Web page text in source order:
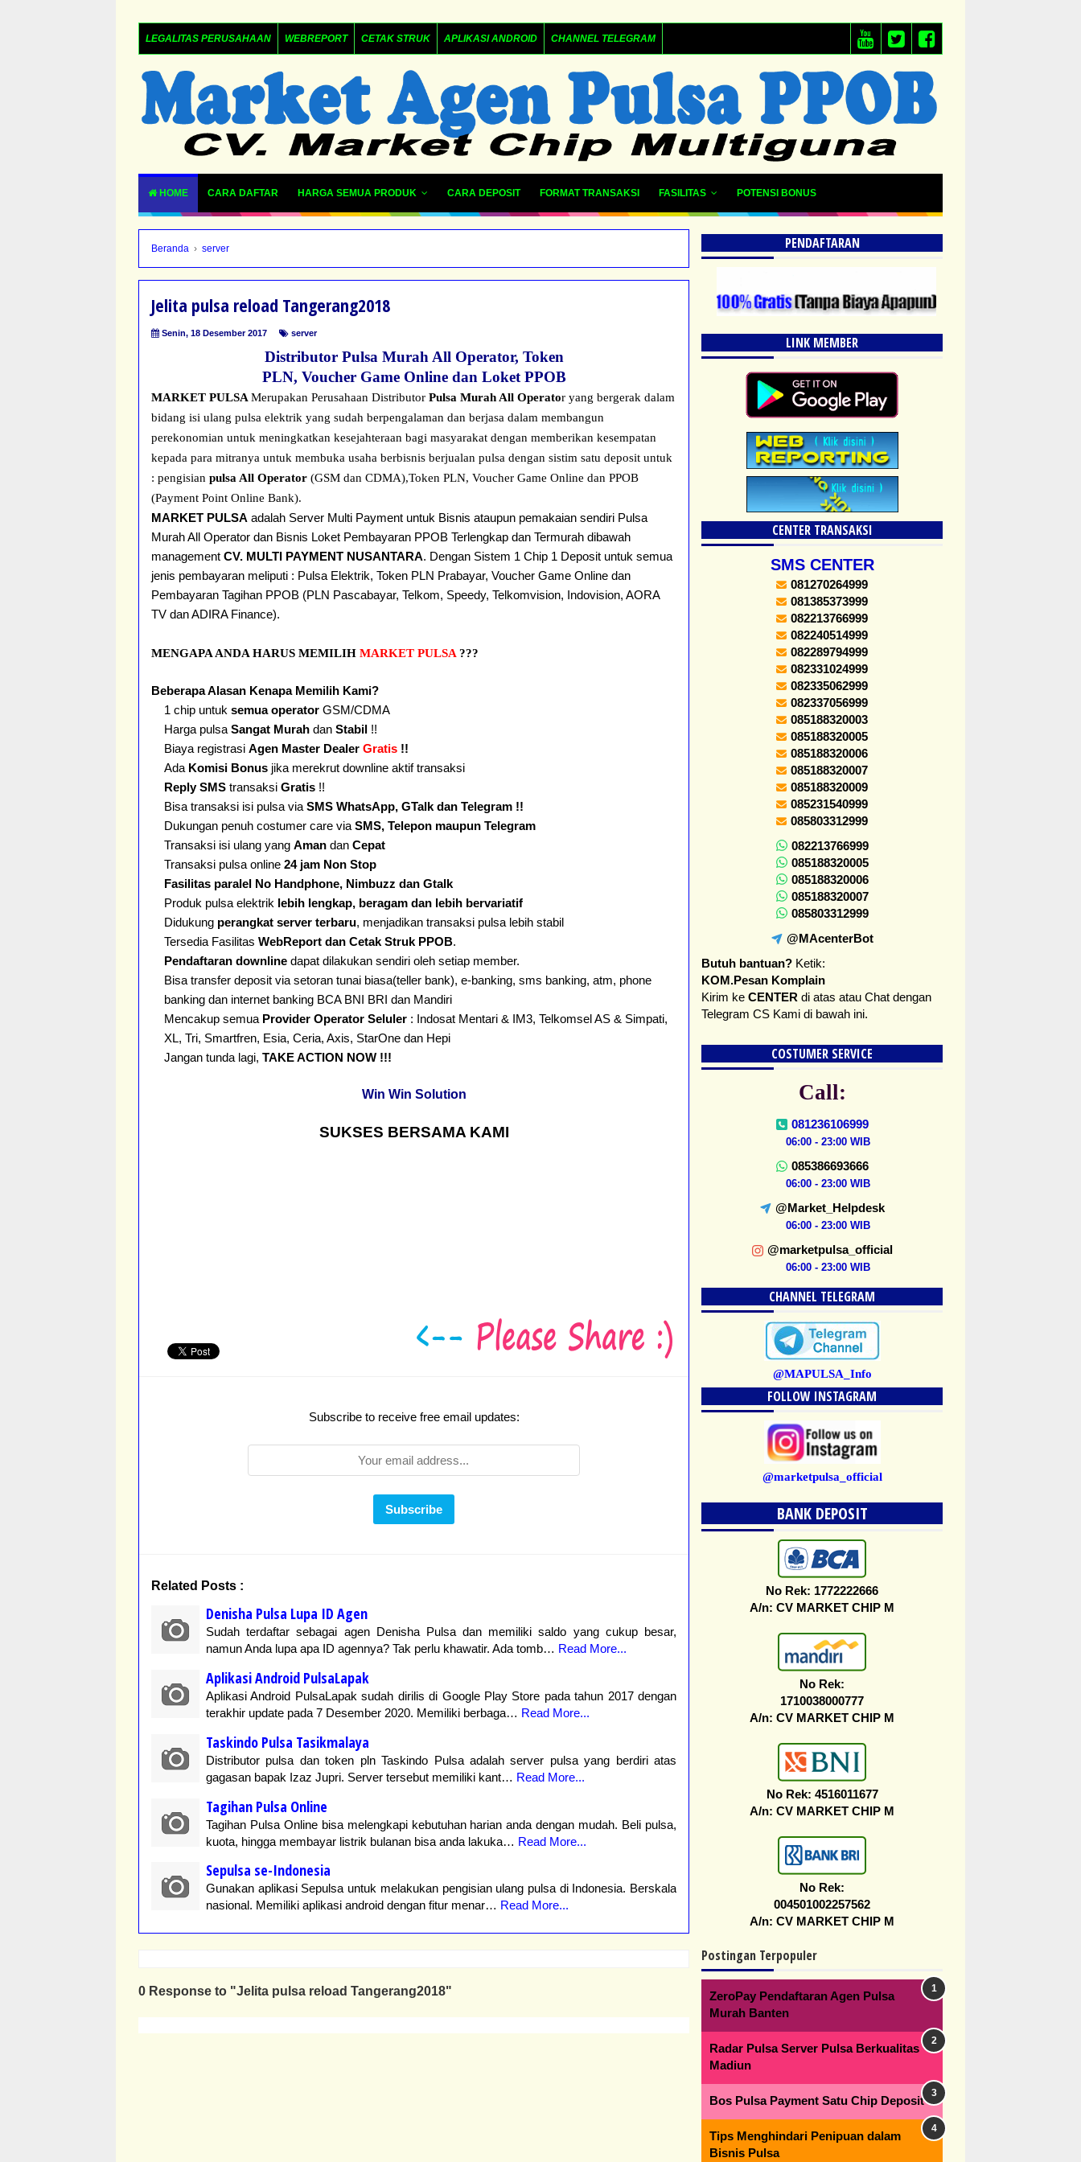
LEGALITAS PERUSAHAAN WEBREPORT CETAK STRUK APLIKASI ANDROID CHANNEL TELEGRAM
HOME CARA DAFTAR HARGA SEMUA PRODUK CARA DEPOSIT FORMAT TRANSAKSI FASILITAS POTENSI BONUS
Beranda › server
Jelita pulsa reload Tangerang2018
Senin, 18 Desember 2017 server
Distributor Pulsa Murah All Operator, Token
PLN, Voucher Game Online dan Loket PPOB
MARKET PULSAMerupakan Perusahaan Distributor Pulsa Murah All Operator yang bergerak dalam
bidang isi ulang pulsa elektrik yang sudah berpengalaman dan berjasa dalam membangun
perekonomian untuk meningkatkan kesejahteraan bagi masyarakat dengan memberikan kesempatan
kepada para mitranya untuk membuka usaha berbisnis berjualan pulsa dengan sistim satu deposit untuk
: pengisian pulsa All Operator (GSM dan CDMA),Token PLN, Voucher Game Online dan PPOB
(Payment Point Online Bank).
MARKET PULSA adalah Server Multi Payment untuk Bisnis ataupun pemakaian sendiri Pulsa
Murah All Operator dan Bisnis Loket Pembayaran PPOB Terlengkap dan Termurah dibawah
management CV. MULTI PAYMENT NUSANTARA. Dengan Sistem 1 Chip 1 Deposit untuk semua
jenis pembayaran meliputi : Pulsa Elektrik, Token PLN Prabayar, Voucher Game Online dan
Pembayaran Tagihan PPOB (PLN Pascabayar, Telkom, Speedy, Telkomvision, Indovision, AORA
TV dan ADIRA Finance).
MENGAPA ANDA HARUS MEMILIH MARKET PULSA???
Beberapa Alasan Kenapa Memilih Kami?
1 chip untuk semua operator GSM/CDMA
Harga pulsa Sangat Murah dan Stabil !!
Biaya registrasi Agen Master Dealer Gratis !!
Ada Komisi Bonus jika merekrut downline aktif transaksi
Reply SMS transaksi Gratis !!
Bisa transaksi isi pulsa via SMS WhatsApp, GTalk dan Telegram !!
Dukungan penuh costumer care via SMS, Telepon maupun Telegram
Transaksi isi ulang yang Aman dan Cepat
Transaksi pulsa online 24 jam Non Stop
Fasilitas paralel No Handphone, Nimbuzz dan Gtalk
Produk pulsa elektrik lebih lengkap, beragam dan lebih bervariatif
Didukung perangkat server terbaru, menjadikan transaksi pulsa lebih stabil
Tersedia Fasilitas WebReport dan Cetak Struk PPOB.
Pendaftaran downline dapat dilakukan sendiri oleh setiap member.
Bisa transfer deposit via setoran tunai biasa(teller bank), e-banking, sms banking, atm, phone
banking dan internet banking BCA BNI BRI dan Mandiri
Mencakup semua Provider Operator Seluler : Indosat Mentari & IM3, Telkomsel AS & Simpati,
XL, Tri, Smartfren, Esia, Ceria, Axis, StarOne dan Hepi
Jangan tunda lagi, TAKE ACTION NOW !!!
Win Win Solution
SUKSES BERSAMA KAMI
Subscribe to receive free email updates:
Related Posts :
Denisha Pulsa Lupa ID Agen
Sudah terdaftar sebagai agen Denisha Pulsa dan memiliki saldo yang cukup besar,
namun Anda lupa apa ID agennya? Tak perlu khawatir. Ada tomb… Read More...
Aplikasi Android PulsaLapak
Aplikasi Android PulsaLapak sudah dirilis di Google Play Store pada tahun 2017 dengan
terakhir update pada 7 Desember 2020. Memiliki berbaga… Read More...
Taskindo Pulsa Tasikmalaya
Distributor pulsa dan token pln Taskindo Pulsa adalah server pulsa yang berdiri atas
gagasan bapak Izaz Jupri. Server tersebut memiliki kant… Read More...
Tagihan Pulsa Online
Tagihan Pulsa Online bisa melengkapi kebutuhan harian anda dengan mudah. Beli pulsa,
kuota, hingga membayar listrik bulanan bisa anda lakuka… Read More...
Sepulsa se-Indonesia
Gunakan aplikasi Sepulsa untuk melakukan pengisian ulang pulsa di Indonesia. Berskala
nasional. Memiliki aplikasi android dengan fitur menar… Read More...
0 Response to "Jelita pulsa reload Tangerang2018"
PENDAFTARAN
LINK MEMBER
CENTER TRANSAKSI
SMS CENTER
081270264999
081385373999
082213766999
082240514999
082289794999
082331024999
082335062999
082337056999
085188320003
085188320005
085188320006
085188320007
085188320009
085231540999
085803312999
082213766999
085188320005
085188320006
085188320007
085803312999
@MAcenterBot
Butuh bantuan? Ketik:
KOM.Pesan Komplain
Kirim ke CENTER di atas atau Chat dengan
Telegram CS Kami di bawah ini.
COSTUMER SERVICE
Call:
081236106999
06:00 - 23:00 WIB
085386693666
06:00 - 23:00 WIB
@Market_Helpdesk
06:00 - 23:00 WIB
@marketpulsa_official
06:00 - 23:00 WIB
CHANNEL TELEGRAM
@MAPULSA_Info
FOLLOW INSTAGRAM
@marketpulsa_official
BANK DEPOSIT
No Rek: 1772222666
A/n: CV MARKET CHIP M
No Rek:
1710038000777
A/n: CV MARKET CHIP M
No Rek: 4516011677
A/n: CV MARKET CHIP M
No Rek:
004501002257562
A/n: CV MARKET CHIP M
Postingan Terpopuler
ZeroPay Pendaftaran Agen Pulsa
Murah Banten
Radar Pulsa Server Pulsa Berkualitas
Madiun
Bos Pulsa Payment Satu Chip Deposit
Tips Menghindari Penipuan dalam
Bisnis Pulsa